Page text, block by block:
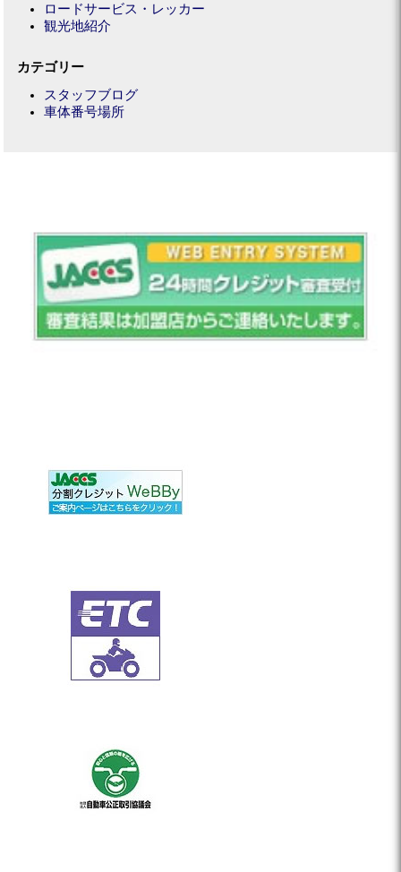
ロードサービス・レッカー
観光地紹介
カテゴリー
スタッフブログ
車体番号場所